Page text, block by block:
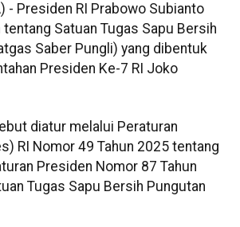
- Presiden RI Prabowo Subianto
Satuan Tugas Sapu Bersih
Saber Pungli) yang dibentuk
Presiden Ke-7 RI Joko
diatur melalui Peraturan
RI Nomor 49 Tahun 2025 tentang
Presiden Nomor 87 Tahun
Tugas Sapu Bersih Pungutan